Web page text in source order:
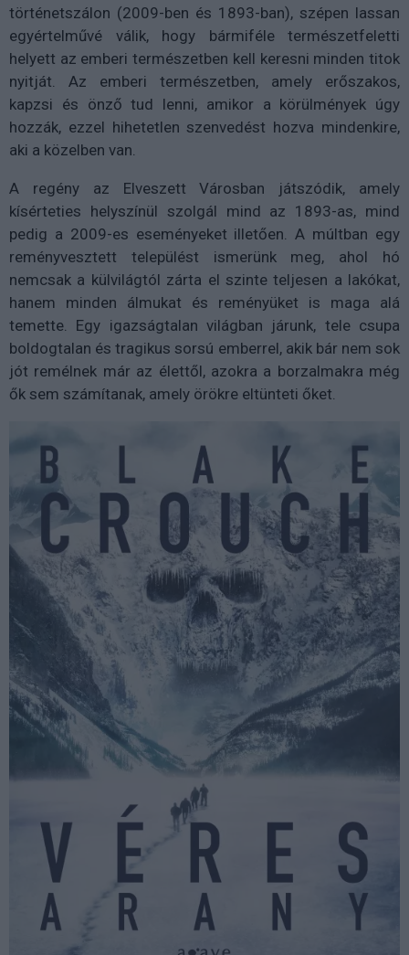
történetszálon (2009-ben és 1893-ban), szépen lassan
egyértelművé válik, hogy bármiféle természetfeletti
helyett az emberi természetben kell keresni minden titok
nyitját. Az emberi természetben, amely erőszakos,
kapzsi és önző tud lenni, amikor a körülmények úgy
hozzák, ezzel hihetetlen szenvedést hozva mindenkire,
aki a közelben van.
A regény az Elveszett Városban játszódik, amely
kísérteties helyszínül szolgál mind az 1893-as, mind
pedig a 2009-es eseményeket illetően. A múltban egy
reményvesztett települést ismerünk meg, ahol hó
nemcsak a külvilágtól zárta el szinte teljesen a lakókat,
hanem minden álmukat és reményüket is maga alá
temette. Egy igazságtalan világban járunk, tele csupa
boldogtalan és tragikus sorsú emberrel, akik bár nem sok
jót remélnek már az élettől, azokra a borzalmakra még
ők sem számítanak, amely örökre eltünteti őket.